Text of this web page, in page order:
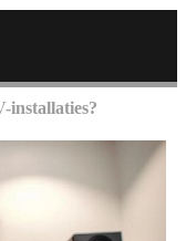
installaties?